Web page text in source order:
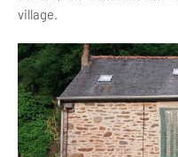
village.